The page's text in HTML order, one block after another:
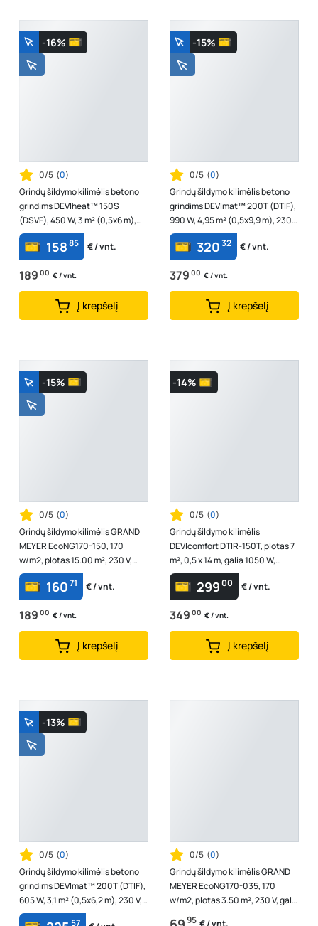
-16%
0/5 (0)
Grindų šildymo kilimėlis betono
grindims DEVIheat™ 150S
(DSVF), 450 W, 3 m² (0,5x6 m),
230 V, 140f0333
15885 € / vnt.
189 00 € / vnt.
Į krepšelį
-15%
0/5 (0)
Grindų šildymo kilimėlis betono
grindims DEVImat™ 200T (DTIF),
990 W, 4,95 m² (0,5x9,9 m), 230
V, 83020743
32032 € / vnt.
379 00 € / vnt.
Į krepšelį
-15%
0/5 (0)
Grindų šildymo kilimėlis GRAND
MEYER EcoNG170-150, 170
w/m2, plotas 15.00 m², 230 V,
galia 2550 W
16071 € / vnt.
189 00 € / vnt.
Į krepšelį
-14%
0/5 (0)
Grindų šildymo kilimėlis
DEVIcomfort DTIR-150T, plotas 7
m², 0,5 x 14 m, galia 1050 W,
83030580
29900 € / vnt.
349 00 € / vnt.
Į krepšelį
-13%
0/5 (0)
Grindų šildymo kilimėlis betono
grindims DEVImat™ 200T (DTIF),
605 W, 3,1 m² (0,5x6,2 m), 230 V,
83020740
57
0/5 (0)
Grindų šildymo kilimėlis GRAND
MEYER EcoNG170-035, 170
w/m2, plotas 3.50 m², 230 V, galia
595 W
95